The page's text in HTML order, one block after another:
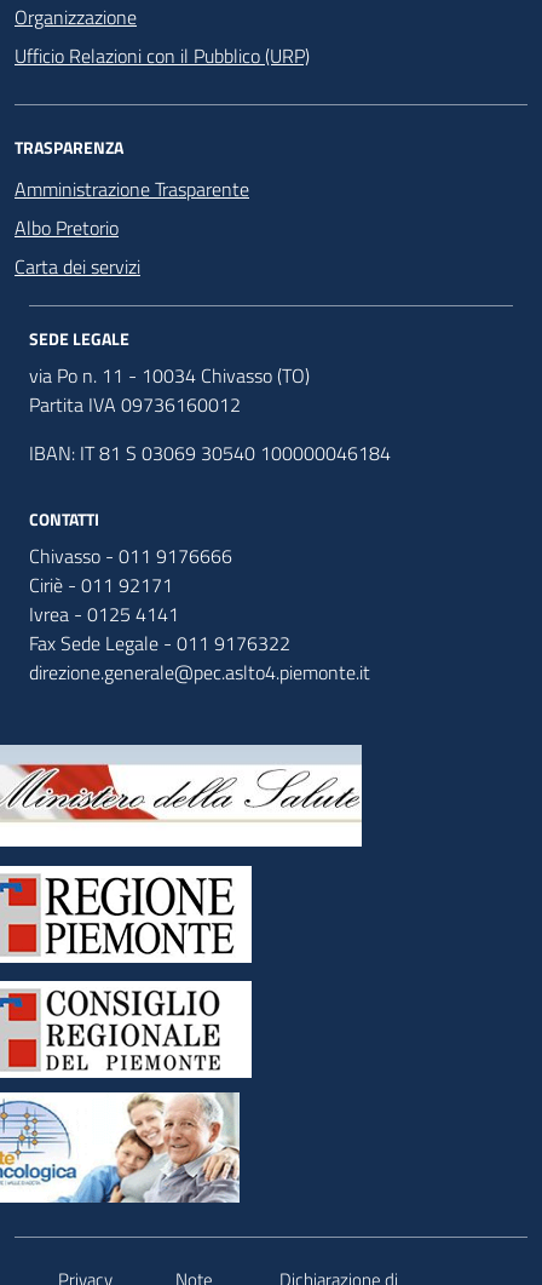
Organizzazione
Ufficio Relazioni con il Pubblico (URP)
TRASPARENZA
Amministrazione Trasparente
Albo Pretorio
Carta dei servizi
SEDE LEGALE
via Po n. 11 - 10034 Chivasso (TO)
Partita IVA 09736160012
IBAN: IT 81 S 03069 30540 100000046184
CONTATTI
Chivasso - 011 9176666
Ciriè - 011 92171
Ivrea - 0125 4141
Fax Sede Legale - 011 9176322
direzione.generale@pec.aslto4.piemonte.it